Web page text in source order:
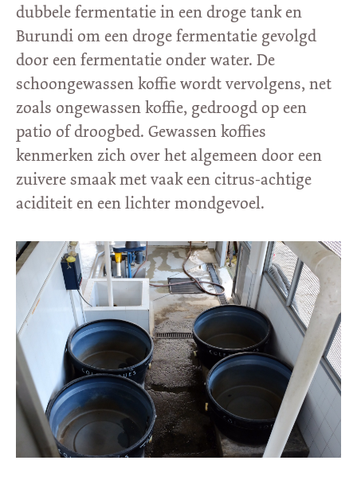
dubbele fermentatie in een droge tank en
Burundi om een droge fermentatie gevolgd
door een fermentatie onder water. De
schoongewassen koffie wordt vervolgens, net
zoals ongewassen koffie, gedroogd op een
patio of droogbed. Gewassen koffies
kenmerken zich over het algemeen door een
zuivere smaak met vaak een citrus-achtige
aciditeit en een lichter mondgevoel.